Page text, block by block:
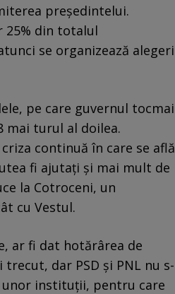
președintelui.
25% din totalul
se organizează alegeri
pe care guvernul tocmai
mai turul al doilea.
continuă în care se află
fi ajutați și mai mult de
la Cotroceni, un
cu Vestul.
ar fi dat hotărârea de
dar PSD și PNL nu s-
instituții, pentru care